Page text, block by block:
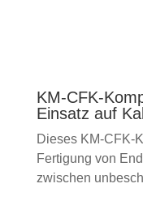
KM-CFK-
Einsatz auf
Dieses KM-CFK-
Fertigung von
zwischen